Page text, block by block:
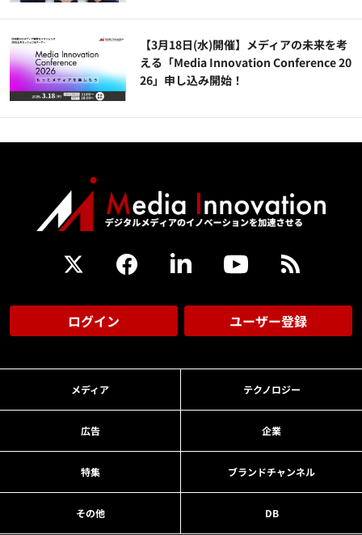
【3月18日(水)開催】メディアの未来を考
える「Media Innovation Conference 20
26」申し込み開始！
ログイン ユーザー登録
メディア テクノロジー
広告 企業
特集 ブランドチャンネル
その他 DB